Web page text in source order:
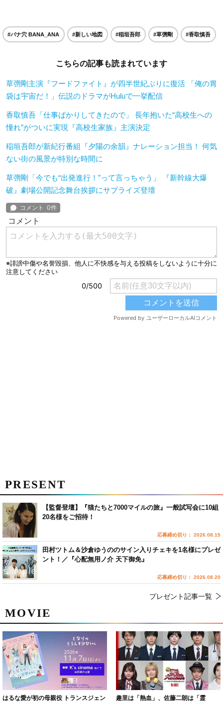
#バナ穴 BANA_ANA #新しい地図 #稲垣吾郎 #草彅剛 #香取慎吾
こちらの記事も読まれています
草彅剛主演『フードファイト』が四半世紀ぶりに復活 「俺の胃
袋は宇宙だ！」伝説のドラマがHuluで一挙配信
香取慎吾「仕事ばかりしてきたので」 長年抱いた“高校生への
憧れ”がついに実現『高校生家族』主演決定
稲垣吾郎が新紀行番組『夕陽の余韻』ナレーション担当！ 何気
ない街の風景が特別な時間に
草彅剛「今でも“出発進行！”って言っちゃう」 『新幹線大爆
破』劇場公開記念舞台挨拶にサプライズ登壇
MOVIE
はるな愛が初の母親役 トランスジェン
趣里は「熱血」、佐藤二朗は「霊
PRESENT
【監督登壇】『猫たちと7000マイルの旅』一般試写会に10組
20名様をご招待！
応募締め切り： 2026.08.15
田村ツトム＆沙倉ゆうののサイン入りチェキを1名様にプレゼ
ント！／『心配無用ノ介 天下御免』
応募締め切り： 2026.08.20
プレゼント記事一覧